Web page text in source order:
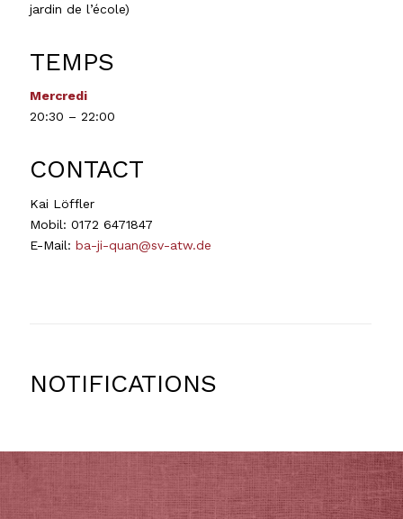
jardin de l’école)
TEMPS
Mercredi
20:30 – 22:00
CONTACT
Kai Löffler
Mobil: 0172 6471847
E-Mail: ba-ji-quan@sv-atw.de
NOTIFICATIONS